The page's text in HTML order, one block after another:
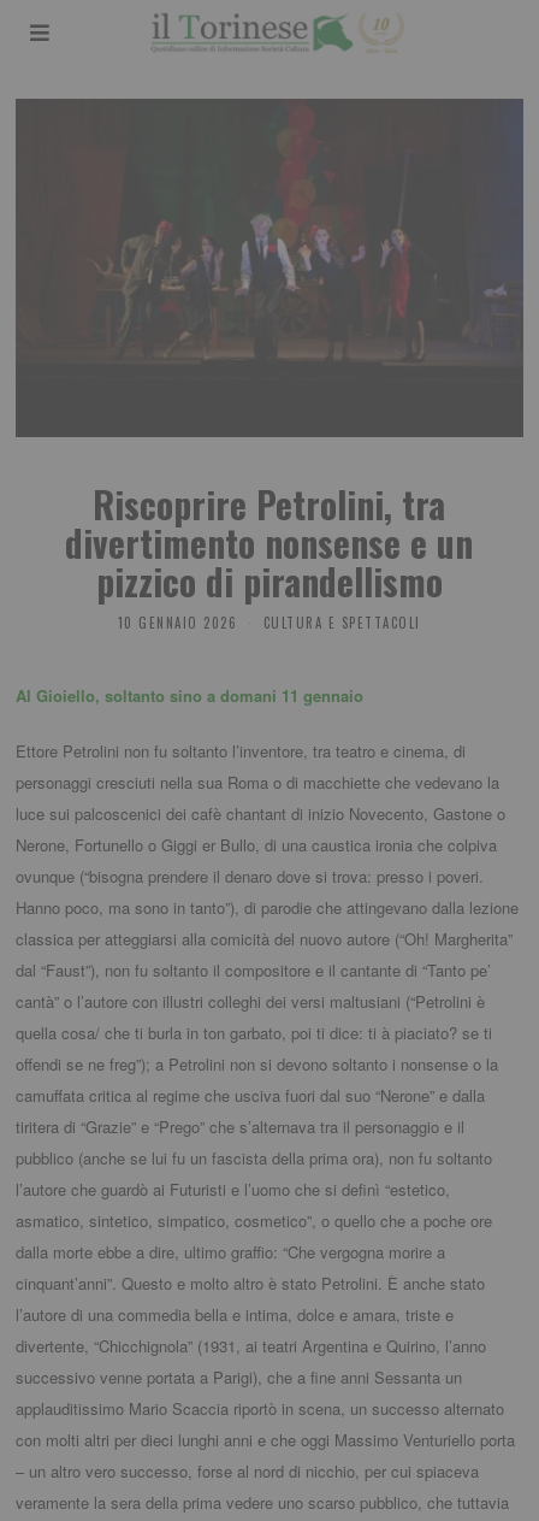
Riscoprire Petrolini, tra
divertimento nonsense e un
pizzico di pirandellismo
10 GENNAIO 2026 CULTURA E SPETTACOLI
Al Gioiello, soltanto sino a domani 11 gennaio
Ettore Petrolini non fu soltanto l’inventore, tra teatro e cinema, di
personaggi cresciuti nella sua Roma o di macchiette che vedevano la
luce sui palcoscenici dei cafè chantant di inizio Novecento, Gastone o
Nerone, Fortunello o Giggi er Bullo, di una caustica ironia che colpiva
ovunque (“bisogna prendere il denaro dove si trova: presso i poveri.
Hanno poco, ma sono in tanto”), di parodie che attingevano dalla lezione
classica per atteggiarsi alla comicità del nuovo autore (“Oh! Margherita”
dal “Faust”), non fu soltanto il compositore e il cantante di “Tanto pe’
cantà” o l’autore con illustri colleghi dei versi maltusiani (“Petrolini è
quella cosa/ che ti burla in ton garbato, poi ti dice: ti à piaciato? se ti
offendi se ne freg”); a Petrolini non si devono soltanto i nonsense o la
camuffata critica al regime che usciva fuori dal suo “Nerone” e dalla
tiritera di “Grazie” e “Prego” che s’alternava tra il personaggio e il
pubblico (anche se lui fu un fascista della prima ora), non fu soltanto
l’autore che guardò ai Futuristi e l’uomo che si definì “estetico,
asmatico, sintetico, simpatico, cosmetico”, o quello che a poche ore
dalla morte ebbe a dire, ultimo graffio: “Che vergogna morire a
cinquant’anni”. Questo e molto altro è stato Petrolini. È anche stato
l’autore di una commedia bella e intima, dolce e amara, triste e
divertente, “Chicchignola” (1931, ai teatri Argentina e Quirino, l’anno
successivo venne portata a Parigi), che a fine anni Sessanta un
applauditissimo Mario Scaccia riportò in scena, un successo alternato
con molti altri per dieci lunghi anni e che oggi Massimo Venturiello porta
– un altro vero successo, forse al nord di nicchio, per cui spiaceva
veramente la sera della prima vedere uno scarso pubblico, che tuttavia